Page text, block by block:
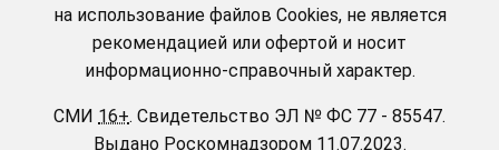
на использование файлов Cookies, не является
рекомендацией или офертой и носит
информационно-справочный характер.
СМИ 16+. Свидетельство ЭЛ № ФС 77 - 85547.
Выдано Роскомнадзором11.07.2023.